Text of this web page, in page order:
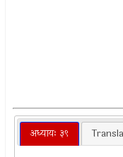
अध्यायः ३९